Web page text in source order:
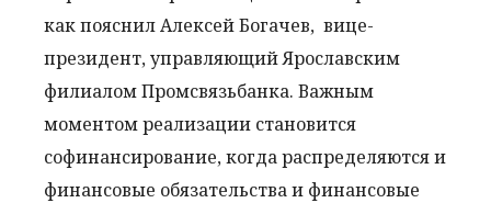
как пояснил Алексей Богачев, вице-
президент, управляющий Ярославским
филиалом Промсвязьбанка. Важным
моментом реализации становится
софинансирование, когда распределяются и
финансовые обязательства и финансовые